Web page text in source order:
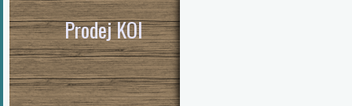
Prodej KOI